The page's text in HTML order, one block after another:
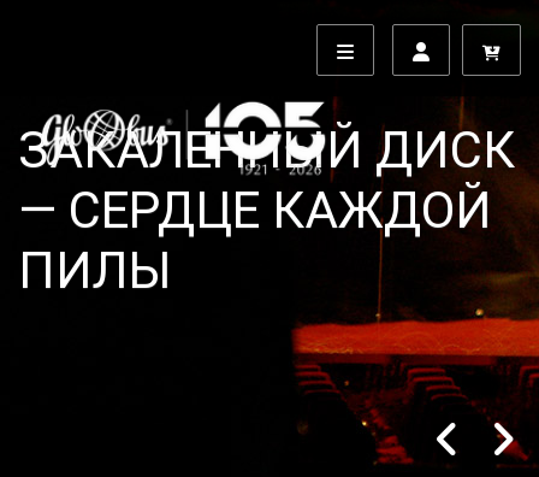
МЫ ЗАБОТИМСЯ О
БЕЗОПАСНОСТИ
КЛИЕНТОВ И
СОТРУДНИКОВ